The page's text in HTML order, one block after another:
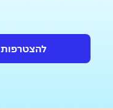
להצטרפות